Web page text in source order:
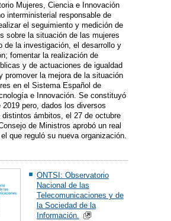
Mujeres, Ciencia e Innovación
interministerial responsable de
el seguimiento y medición de
sobre la situación de las mujeres
de la investigación, el desarrollo y
fomentar la realización de
y de actuaciones de igualdad
promover la mejora de la situación
en el Sistema Español de
e Innovación. Se constituyó
2019 pero, dados los diversos
distintos ámbitos, el 27 de octubre
de Ministros aprobó un real
que reguló su nueva organización.
ONTSI: Observatorio
Nacional de las
Telecomunicaciones y de
la Sociedad de la
Información.